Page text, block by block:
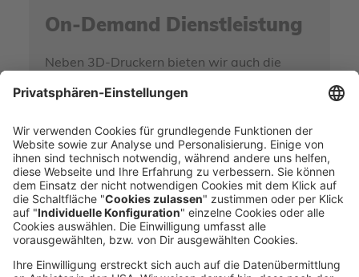
On-Demand Dienstleistung
Neben 3D-Druckern bieten wir auch die
Teilelieferung auf Anfrage an. Erfahren Sie
MEHR ERFAHREN